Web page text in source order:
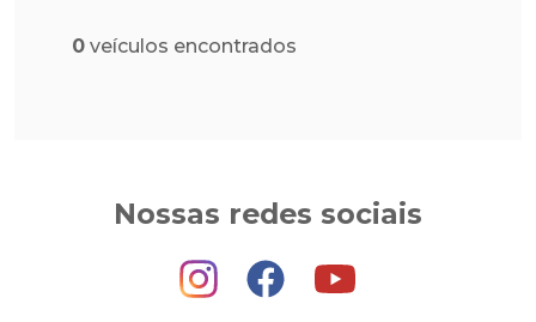
0 veículos encontrados
Nossas redes sociais